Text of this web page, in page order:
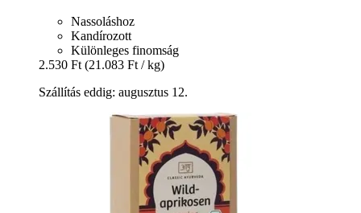
Nassoláshoz
Kandírozott
Különleges finomság
2.530 Ft (21.083 Ft / kg)
Szállítás eddig: augusztus 12.